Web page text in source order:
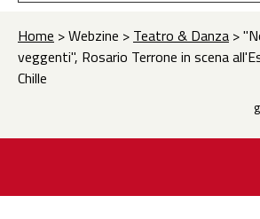
Home > Webzine > Teatro & Danza >
veggenti", Rosario Terrone in scena
Chille